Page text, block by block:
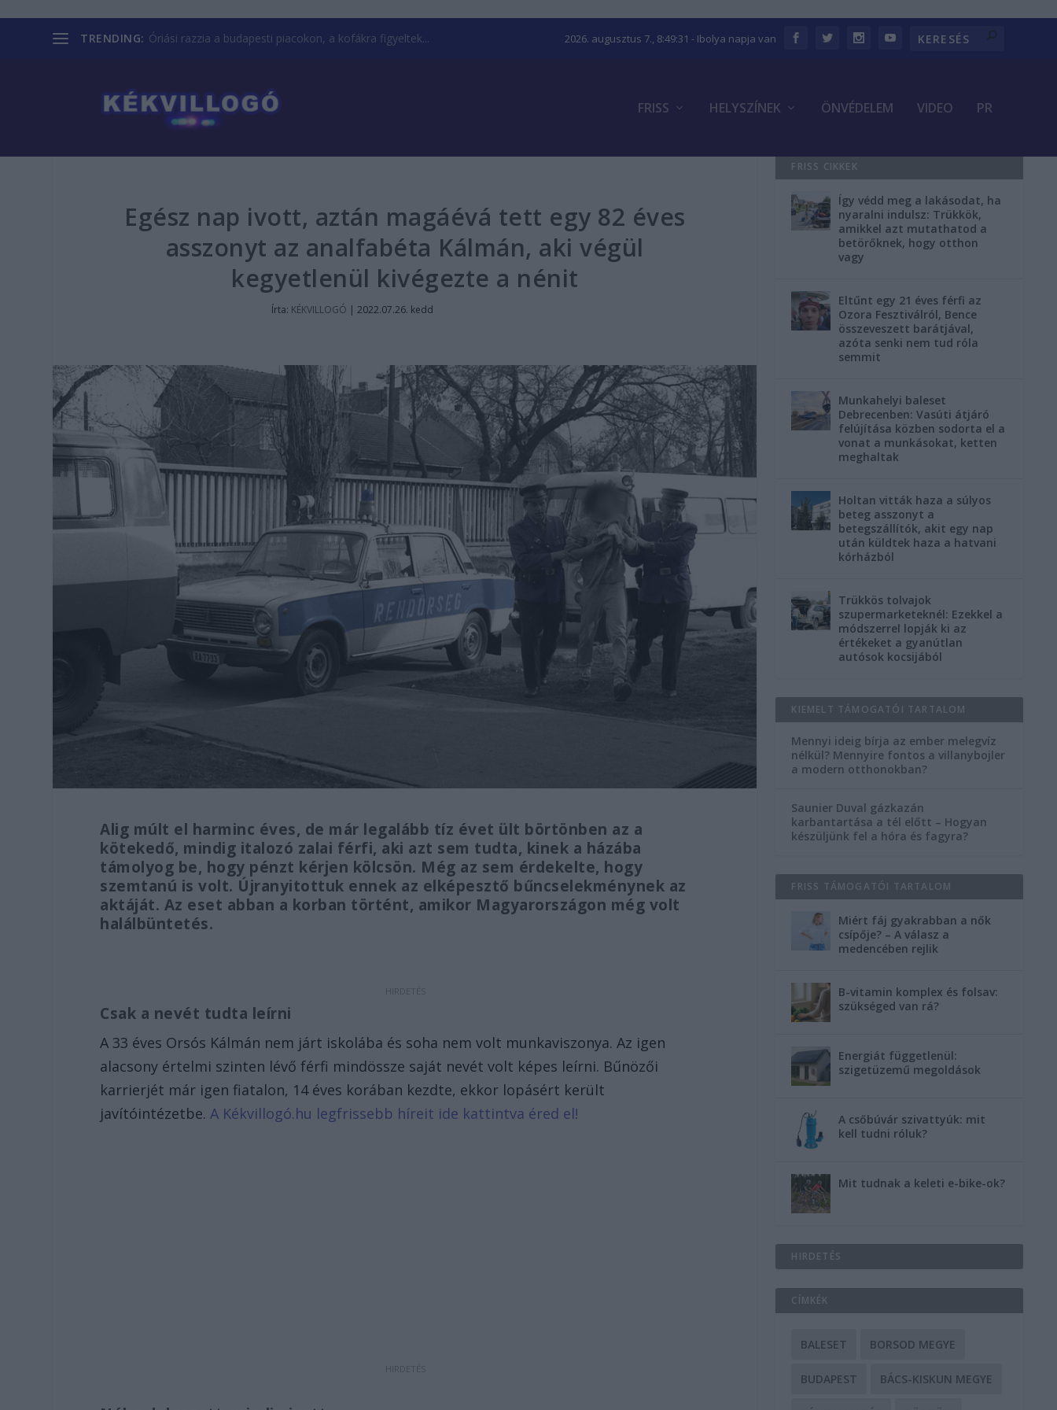
TRENDING: Óriási razzia a budapesti piacokon, a kofákra figyeltek... 2026. augusztus 7., 8:49:32 - Ibolya napja van
FRISS HELYSZÍNEK ÖNVÉDELEM VIDEO PR
Egész nap ivott, aztán magáévá tett egy 82 éves
asszonyt az analfabéta Kálmán, aki végül
kegyetlenül kivégezte a nénit
Írta: KÉKVILLOGÓ |2022.07.26. kedd
Alig múlt el harminc éves, de már legalább tíz évet ült börtönben az a
kötekedő, mindig italozó zalai férfi, aki azt sem tudta, kinek a házába
támolyog be, hogy pénzt kérjen kölcsön. Még az sem érdekelte, hogy
szemtanú is volt. Újranyitottuk ennek az elképesztő bűncselekménynek az
aktáját. Az eset abban a korban történt, amikor Magyarországon még volt
halálbüntetés.
Csak a nevét tudta leírni
A 33 éves Orsós Kálmán nem járt iskolába és soha nem volt munkaviszonya. Az igen
alacsony értelmi szinten lévő férfi mindössze saját nevét volt képes leírni. Bűnözői
karrierjét már igen fiatalon, 14 éves korában kezdte, ekkor lopásért került
javítóintézetbe.A Kékvillogó.hu legfrissebb híreit ide kattintva éred el!
FRISS CIKKEK
Így védd meg a lakásodat, ha
nyaralni indulsz: Trükkök,
amikkel azt mutathatod a
betörőknek, hogy otthon
vagy
Eltűnt egy 21 éves férfi az
Ozora Fesztiválról, Bence
összeveszett barátjával,
azóta senki nem tud róla
semmit
Munkahelyi baleset
Debrecenben: Vasúti átjáró
felújítása közben sodorta el a
vonat a munkásokat, ketten
meghaltak
Holtan vitták haza a súlyos
beteg asszonyt a
betegszállítók, akit egy nap
után küldtek haza a hatvani
kórházból
Trükkös tolvajok
szupermarketeknél: Ezekkel a
módszerrel lopják ki az
értékeket a gyanútlan
autósok kocsijából
KIEMELT TÁMOGATÓI TARTALOM
Mennyi ideig bírja az ember melegvíz
nélkül? Mennyire fontos a villanybojler
a modern otthonokban?
Saunier Duval gázkazán
karbantartása a tél előtt – Hogyan
készüljünk fel a hóra és fagyra?
FRISS TÁMOGATÓI TARTALOM
Miért fáj gyakrabban a nők
csípője? – A válasz a
medencében rejlik
B-vitamin komplex és folsav:
szükséged van rá?
Energiát függetlenül:
szigetüzemű megoldások
A csőbúvár szivattyúk: mit
kell tudni róluk?
Mit tudnak a keleti e-bike-ok?
HIRDETÉS
CÍMKÉK
BALESET BORSOD MEGYE
BUDAPEST BÁCS-KISKUN MEGYE